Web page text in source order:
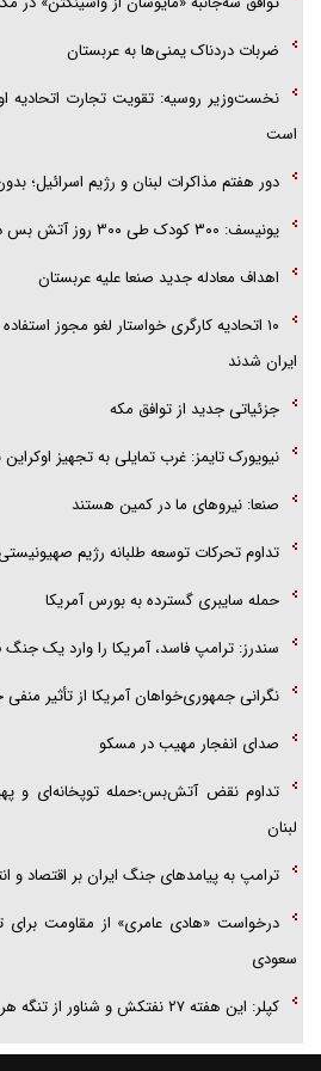
ضربات دردناک یمنی‌ها به عربستان
نخست‌وزیر روسیه:‌ تقویت تجارت اتحادیه
است
دور هفتم مذاکرات لبنان و رژیم اسرائیل؛
یونیسف: ۳۰۰ کودک طی ۳۰۰ روز آتش بس در غزه به شهادت رسیده اند
اهداف معادله جدید صنعا علیه عربستان
۱۰ اتحادیه کارگری خواستار لغو مجوز
ایران شدند
جزئیاتی جدید از توافق مکه
نیویورک تایمز: غرب تمایلی به تجهیز
صنعا: نیروهای ما در کمین‌ هستند
تداوم تحرکات توسعه طلبانه رژیم
حمله سایبری گسترده به بورس آمریکا
سندرز: ترامپ فاسد، آمریکا را وارد یک جنگ
نگرانی جمهوری‌خواهان آمریکا از تأثیر منفی
صدای انفجار مهیب در مسکو
تداوم نقض آتش‌بس؛حمله توپخانه‌ای و
لبنان
ترامپ به پیامدهای جنگ ایران بر اقتصاد و
درخواست «هادی عامری» از مقاومت برای
سعودی
کپلر: این هفته ۲۷ نفتکش و شناور از تنگه هرمز تردد کردند